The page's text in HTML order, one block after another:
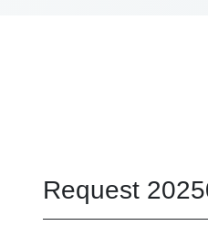
Request